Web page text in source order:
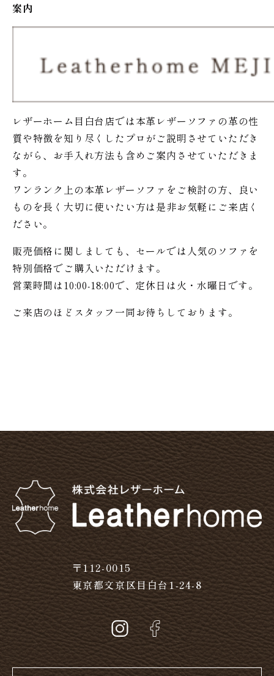
案内
レザーホーム目白台店では本革レザーソファの革の性
質や特徴を知り尽くしたプロがご説明させていただき
ながら、お手入れ方法も含めご案内させていただきま
す。
ワンランク上の本革レザーソファをご検討の方、良い
ものを長く大切に使いたい方は是非お気軽にご来店く
ださい。
販売価格に関しましても、セールでは人気のソファを
特別価格でご購入いただけます。
営業時間は10:00-18:00で、定休日は火・水曜日です。
ご来店のほどスタッフ一同お待ちしております。
〒112-0015
東京都文京区目白台1-24-8